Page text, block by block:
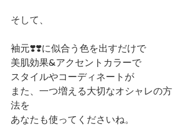
そして、
袖元❣️❣️に似合う色を出すだけで
美肌効果&アクセントカラーで
スタイルやコーディネートが
また、一つ増える大切なオシャレの方
法を
あなたも使ってくださいね。